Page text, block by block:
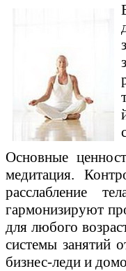
Основные
медитация.
расслабление
гармонизируют
для любого
системы занятий
бизнес-леди и